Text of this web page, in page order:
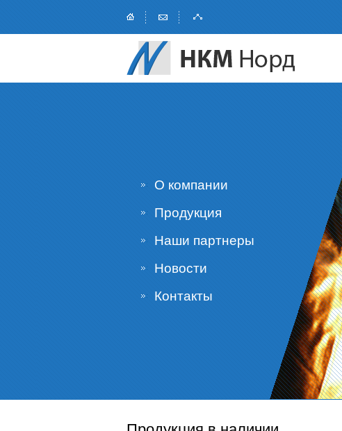
О компании
Продукция
Наши партнеры
Новости
Контакты